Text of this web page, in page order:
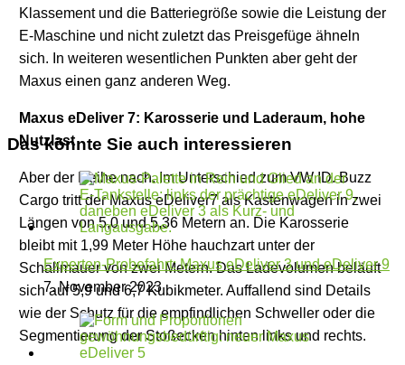
Klassement und die Batteriegröße sowie die Leistung der
E-Maschine und nicht zuletzt das Preisgefüge ähneln
sich. In weiteren wesentlichen Punkten aber geht der
Maxus einen ganz anderen Weg.
Maxus eDeliver 7: Karosserie und Laderaum, hohe
Nutzlast
Aber der Reihe nach. Im Unterschied zum VW ID. Buzz
Cargo tritt der Maxus eDeliver7 als Kastenwagen in zwei
Längen von 5,0 und 5,36 Metern an. Die Karosserie
bleibt mit 1,99 Meter Höhe hauchzart unter der
Schallmauer von zwei Metern. Das Ladevolumen beläuft
sich auf 5,9 und 6,7 Kubikmeter. Auffallend sind Details
wie der Schutz für die empfindlichen Schweller oder die
Segmentierung der Stoßecken hinten links und rechts.
Das könnte Sie auch interessieren
Experten-Probefahrt: Maxus eDeliver 3 und eDeliver 9
7. November 2023